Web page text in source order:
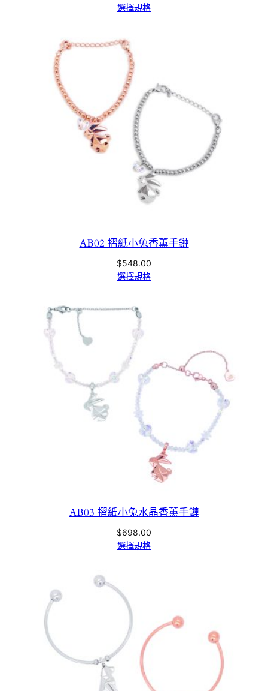
選擇規格
AB02 摺紙小兔香薰手鏈
$548.00
選擇規格
AB03 摺紙小兔水晶香薰手鏈
$698.00
選擇規格